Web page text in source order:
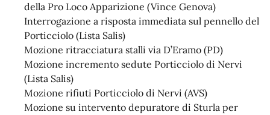
della Pro Loco Apparizione (Vince Genova)
Interrogazione a risposta immediata sul pennello del
Porticciolo (Lista Salis)
Mozione ritracciatura stalli via D’Eramo (PD)
Mozione incremento sedute Porticciolo di Nervi
(Lista Salis)
Mozione rifiuti Porticciolo di Nervi (AVS)
Mozione su intervento depuratore di Sturla per